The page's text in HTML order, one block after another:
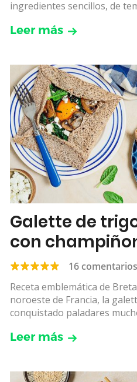
ingredientes sencillos, de
Leer más
Galette de
con
frito y feta16 comentarios
Receta emblemática de
noroeste de Francia, la
conquistado paladares
Leer más